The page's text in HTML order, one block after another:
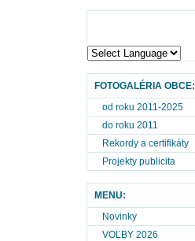
FOTOGALÉRIA OBCE:
od roku 2011-2025
do roku 2011
Rekordy a certifikáty
Projekty publicita
MENU:
Novinky
VOĽBY 2026